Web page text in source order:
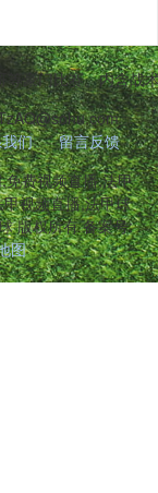
门比赛。内含
们
留言反馈
费视频直播,法甲
视频直播,法甲球
版权所有 备案号:
图